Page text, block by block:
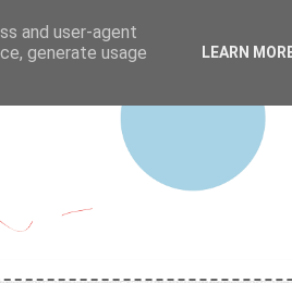
and user-agent
generate usage
LEARN